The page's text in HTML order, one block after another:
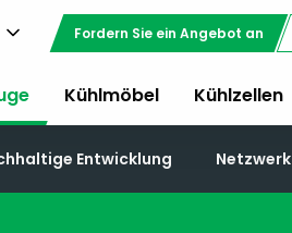
Fordern Sie ein Angebot an
Kühlmöbel Kühlzellen
Entwicklung Netzwerk